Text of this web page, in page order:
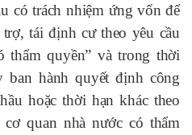
có trách nhiệm ứng vốn để
tái định cư theo yêu cầu
thẩm quyền” và trong thời
ban hành quyết định công
hoặc thời hạn khác theo
quan nhà nước có thẩm